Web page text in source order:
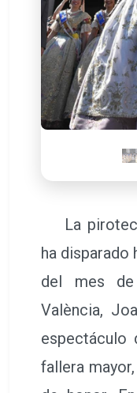
La
ha disparado
del mes
València,
espectáculo
fallera